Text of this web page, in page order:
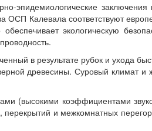
эпидемиологические
ОСП Калевала соответствуют
экологическую
в результате рубок и ухода
древесины. Суровый климат
(высокими коэффициентами
перекрытий и межкомнатных